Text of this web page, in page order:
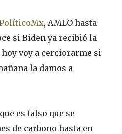
, AMLO hasta
si Biden ya recibió la
hoy voy a cerciorarme si
la damos a
es falso que se
de carbono hasta en